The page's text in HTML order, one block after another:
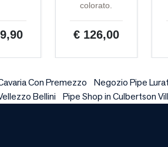
colorato.
€ 126,00
Con Premezzo Negozio Pipe
Bellini
Pipe Shop in Culbertson